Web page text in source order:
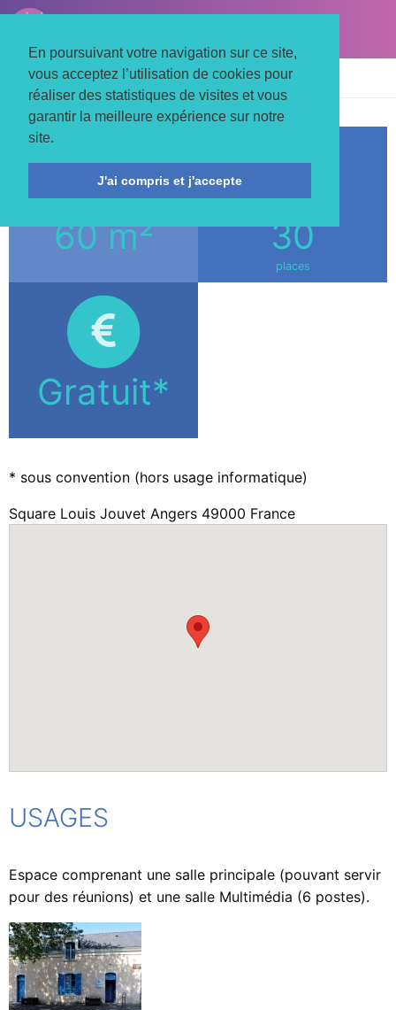
En poursuivant votre navigation sur ce site,
vous acceptez l’utilisation de cookies pour
réaliser des statistiques de visites et vous
garantir la meilleure expérience sur notre
site.
J'ai compris et j'accepte
LE TROIS MATS
Accueil Salles Cormier – Espace Jeunesse
60 m² 30
places
Gratuit*
* sous convention (hors usage informatique)
Square Louis Jouvet Angers 49000 France
USAGES
Espace comprenant une salle principale (pouvant servir
pour des réunions) et une salle Multimédia (6 postes).